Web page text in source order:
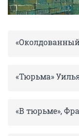
«Тюрьма»
«В тюрьме»,